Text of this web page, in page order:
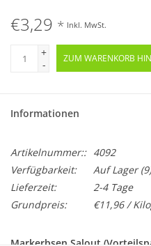
€3,29 * Inkl. MwSt.
+
-
ZUM WARENKORB
Informationen
Artikelnummer:: 4092
Verfügbarkeit:
Auf Lager(9)
Lieferzeit:
2-4 Tage
Grundpreis:
€11,96 /
Markerbsen Salout